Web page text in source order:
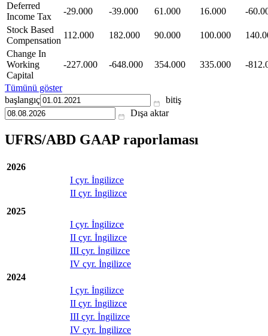
Deferred
Income Tax
-29.000 -39.000 61.000 16.000
-
Stock Based
Compensation
112.000 182.000 90.000 100.000
Change In
Working
Capital
-227.000 -648.000 354.000 335.000 -
Tümünü göster
başlangıç
bitiş
Dışa aktar
UFRS/ABD GAAP raporlaması
2026
I çyr. İngilizce
II çyr. İngilizce
2025
I çyr. İngilizce
II çyr. İngilizce
III çyr. İngilizce
IV çyr. İngilizce
2024
I çyr. İngilizce
II çyr. İngilizce
III çyr. İngilizce
IV çyr. İngilizce